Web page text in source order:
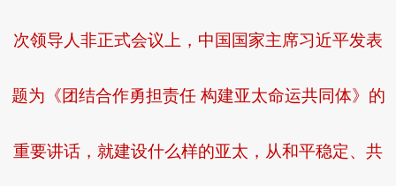
次领导人非正式会议上，中国国家主席习近平发表
题为《团结合作勇担责任 构建亚太命运共同体》的
重要讲话，就建设什么样的亚太，从和平稳定、共